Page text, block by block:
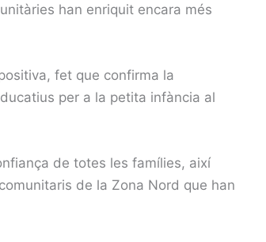
han enriquit encara més
fet que confirma la
per a la petita infància al
de totes les famílies, així
de la Zona Nord que han